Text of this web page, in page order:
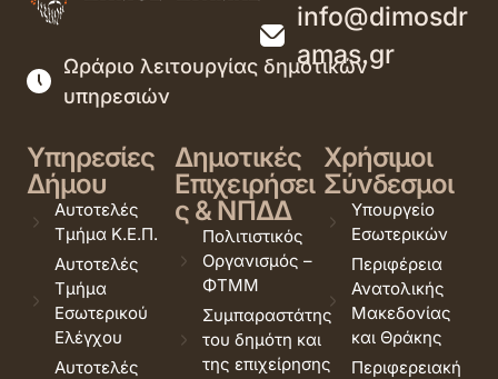
info@dimosdr
amas.gr
Ωράριο λειτουργίας δημοτικών
υπηρεσιών
Υπηρεσίες
Δήμου
Αυτοτελές
Τμήμα Κ.Ε.Π.
Αυτοτελές
Τμήμα
Εσωτερικού
Ελέγχου
Αυτοτελές
Δημοτικές
Επιχειρήσει
ς & ΝΠΔΔ
Πολιτιστικός
Οργανισμός –
ΦΤΜΜ
Συμπαραστάτης
του δημότη και
της επιχείρησης
Χρήσιμοι
Σύνδεσμοι
Υπουργείο
Εσωτερικών
Περιφέρεια
Ανατολικής
Μακεδονίας
και Θράκης
Περιφερειακή